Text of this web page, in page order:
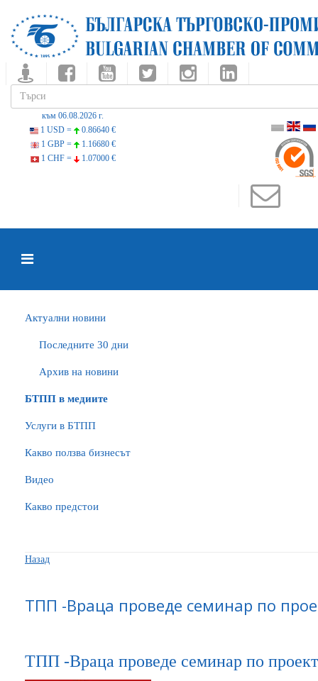
към 06.08.2026 г.
1 USD =
0.86640 €
1 GBP =
1.16680 €
1 CHF =
1.07000 €
Актуални новини
Последните 30 дни
Архив на новини
БTПП в медиите
Услуги в БТПП
Какво ползва бизнесът
Видео
Какво предстои
Назад
ТПП -Враца проведе семинар по
ТПП -Враца проведе семинар по